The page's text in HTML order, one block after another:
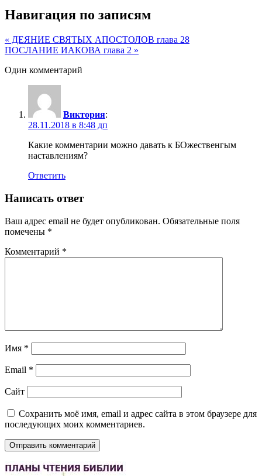
Навигация по записям
« ДЕЯНИЕ СВЯТЫХ АПОСТОЛОВ глава 28
ПОСЛАНИЕ ИАКОВА глава 2 »
Один комментарий
Виктория:
28.11.2018 в 8:48 дп
Какие комментарии можно давать к БОжественгым
наставлениям?
Ответить
Написать ответ
Ваш адрес email не будет опубликован. Обязательные поля
помечены *
Комментарий *
Имя *
Email *
Сайт
Сохранить моё имя, email и адрес сайта в этом браузере для
последующих моих комментариев.